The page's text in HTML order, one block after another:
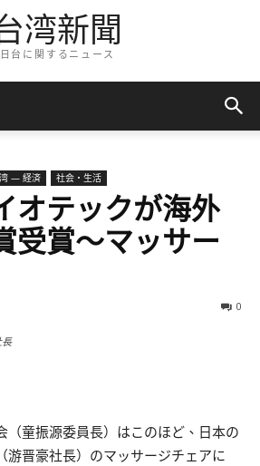
湾新聞
日台に関するニュース
— 経済 社会・生活
オテックが海外
受賞～マッサー
0
長
（童振源委員長）はこのほど、日本の
游晋豪社長）のマッサージチェアに